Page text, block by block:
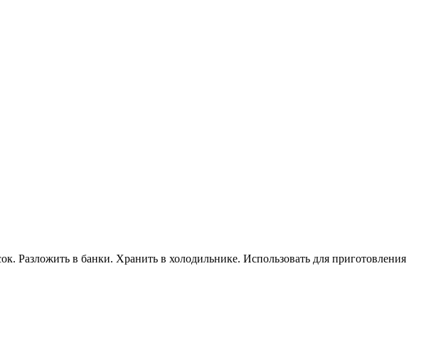
Разложить в банки. Хранить в холодильнике. Использовать для приготовления